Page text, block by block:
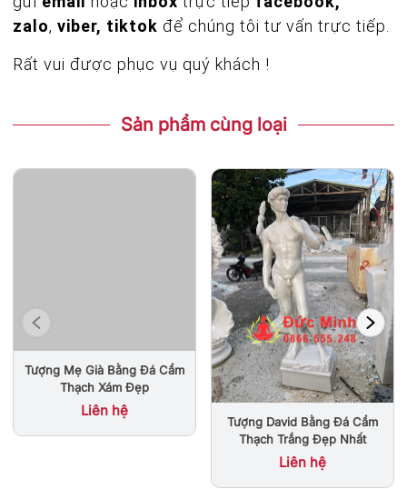
zalo, viber, tiktok để chúng tôi tư vấn trực tiếp.
Rất vui được phục vụ quý khách !
Sản phẩm cùng loại
Tượng Mẹ Già Bằng Đá Cẩm
Thạch Xám Đẹp
Liên hệ
Tượng David Bằng Đá Cẩm
Thạch Trắng Đẹp Nhất
Liên hệ